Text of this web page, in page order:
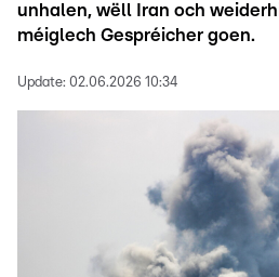
unhalen, wëll Iran och
méiglech Gespréicher goen.
Update: 02.06.2026 10:34